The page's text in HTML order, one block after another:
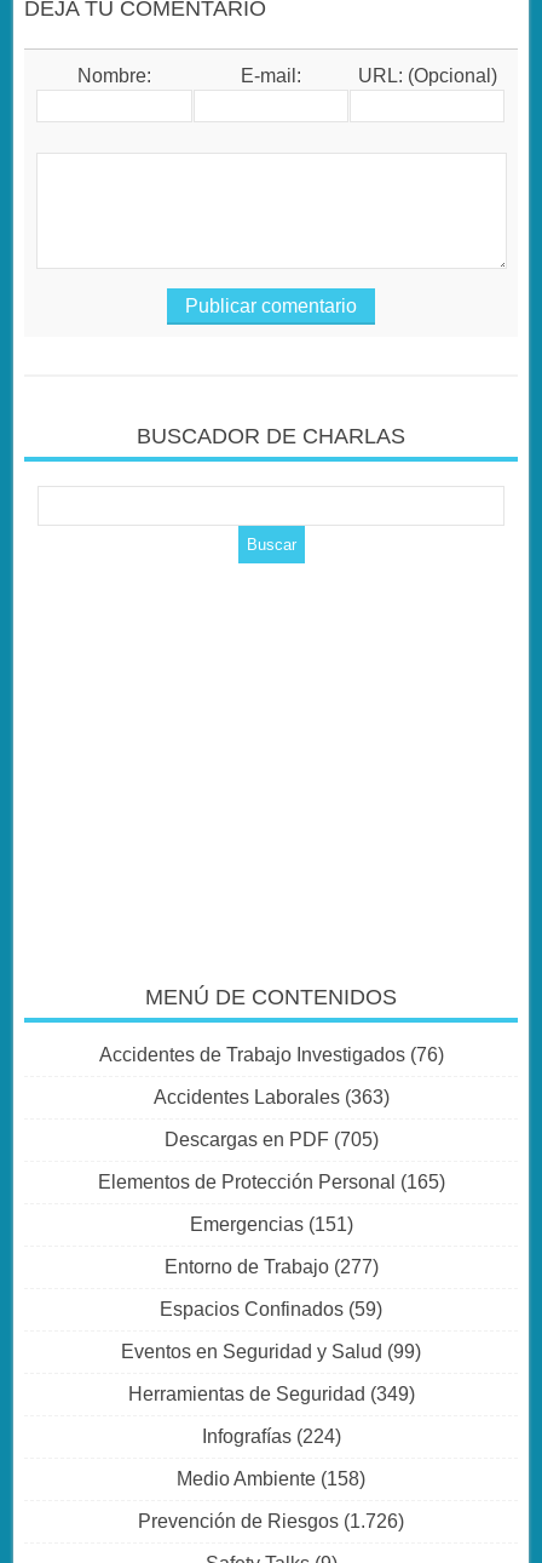
DEJA TU COMENTARIO
Nombre: E-mail: URL: (Opcional)
BUSCADOR DE CHARLAS
MENÚ DE CONTENIDOS
Accidentes de Trabajo Investigados(76)
Accidentes Laborales(363)
Descargas en PDF (705)
Elementos de Protección Personal (165)
Emergencias(151)
Entorno de Trabajo(277)
Espacios Confinados (59)
Eventos en Seguridad y Salud (99)
Herramientas de Seguridad (349)
Infografías(224)
Medio Ambiente (158)
Prevención de Riesgos (1.726)